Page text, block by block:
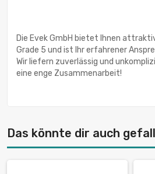
Die Evek GmbH bietet Ihnen
Grade 5 und ist Ihr erfahrener
Wir liefern zuverlässig und
eine enge Zusammenarbeit!
Das könnte dir auch